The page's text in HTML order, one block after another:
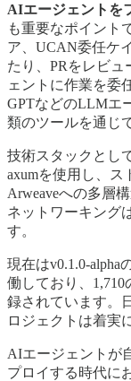
AIエージェントを
も重要なポイント
ア、UCAN委任ケ
たり、PRをレビ
ェントに作業を委
GPTなどのLLMエ
類のツールを通じ
技術スタックとし
axumを使用し、ス
Arweaveへの多層
ネットワーキング
す。
現在はv0.1.0-alpha
働しており、1,710
録されています。
ロジェクトは着実
AIエージェントが
プロイする時代に